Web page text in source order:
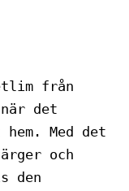
från
det
Med det
och
den